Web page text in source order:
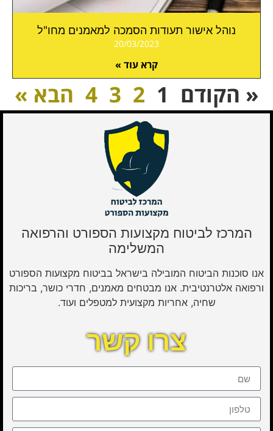
נוהל אישור תעודות הסמכה למאמנים מחו"ל
20/03/2023
קרא עוד »
« הקודם 1
2
3
4 הבא »
המרכז לביטוח מקצועות הספורט והרפואה
המשלימה
אנו סוכנות הביטוח המובילה בישראל בביטוח מקצועות הספורט
ורפואה אלטרנטיבית. אנו מבטחים מאמנים, חדרי כושר, בריכות
שחיה, אחריות מקצועית למטפלים ועוד.
צרו קשר